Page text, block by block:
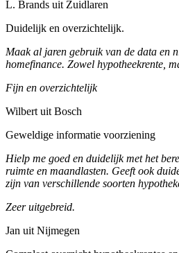
L. Brands uit Zuidlaren
Duidelijk en overzichtelijk.
Maak al jaren gebruik van de data en
homefinance. Zowel hypotheekrente,
Fijn en overzichtelijk
Wilbert uit Bosch
Geweldige informatie voorziening
Hielp me goed en duidelijk met het
ruimte en maandlasten. Geeft ook
zijn van verschillende soorten
Zeer uitgebreid.
Jan uit Nijmegen